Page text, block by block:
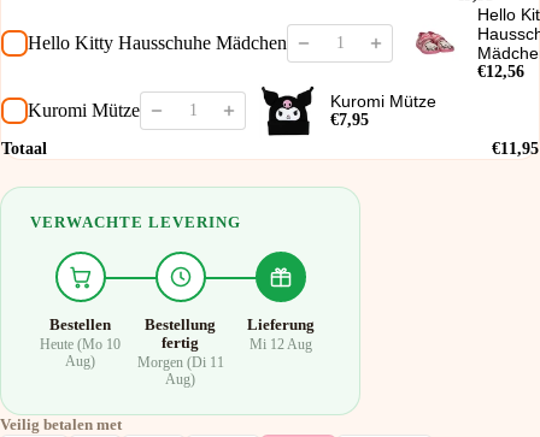
Hello Kitty Hausschuhe Mädchen
Hello
€12,56
Kuromi Mütze Kuromi Mütze
€7,95
Totaal
€11,95
VERWACHTE LEVERING
Bestellen
Heute (Mo 10
Aug)
Bestellung
fertig
Morgen (Di 11
Aug)
Lieferung
Mi 12 Aug
Veilig betalen met